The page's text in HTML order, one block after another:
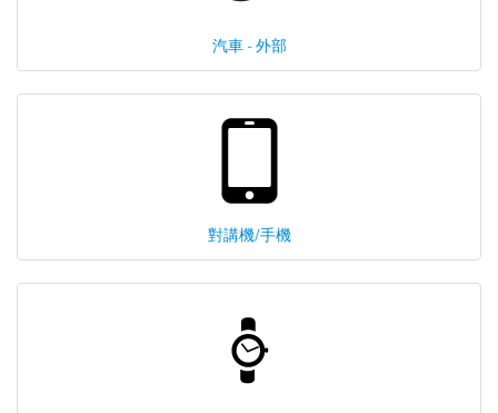
汽車 - 外部
對講機/手機